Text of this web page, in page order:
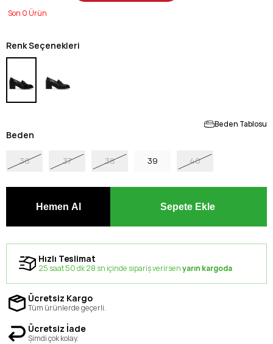
0
Renk Seçenekleri
Beden Tablosu
Beden
36 37 38 39 40
Hızlı Teslimat
25 saat 50 dk 28 sn içinde sipariş verirsenyarın kargoda
Ücretsiz Kargo
Tüm ürünlerde geçerli.
Ücretsiz İade
Şimdi çok kolay.